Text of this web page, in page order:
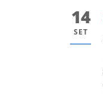
14
SET